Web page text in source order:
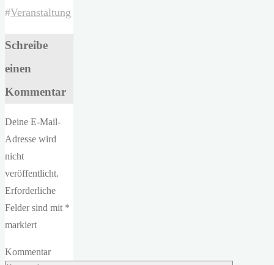
#Veranstaltung
Schreibe
einen
Kommentar
Deine E-Mail-
Adresse wird
nicht
veröffentlicht.
Erforderliche
Felder sind mit *
markiert
Kommentar